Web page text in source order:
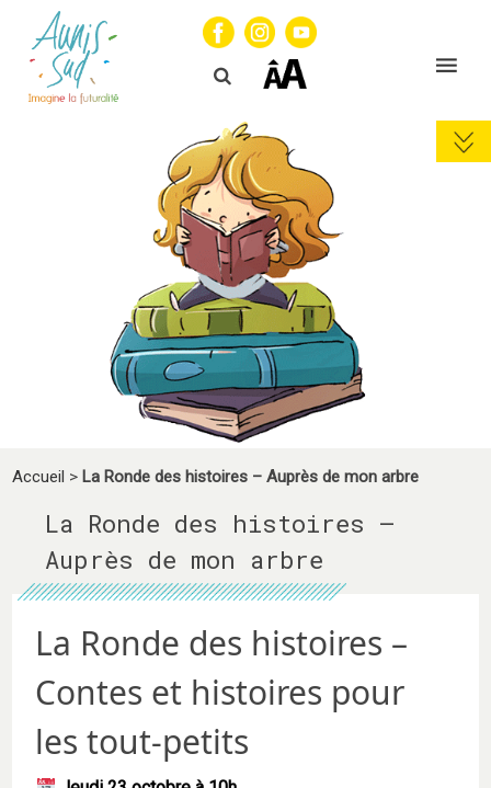
Accueil > La Ronde des histoires – Auprès de mon arbre
La Ronde des histoires –
Auprès de mon arbre
La Ronde des histoires –
Contes et histoires pour
les tout-petits